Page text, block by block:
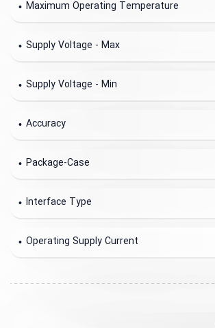
Maximum Operating Temperature
Supply Voltage - Max
Supply Voltage - Min
Accuracy
Package-Case
Interface Type
Operating Supply Current